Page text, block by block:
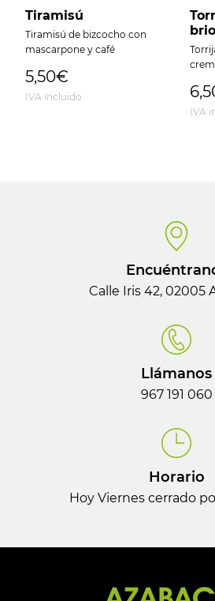
Tiramisú
Tiramisú de bizcocho con
mascarpone y café
5,50€
IVA incluido
IVA
Calle Iris 42, 02005
Llámanos
967 191 060
Horario
Hoy Viernes cerrado